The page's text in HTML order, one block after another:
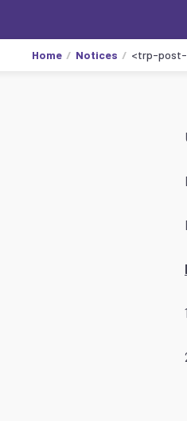
Home Notices <trp-post-